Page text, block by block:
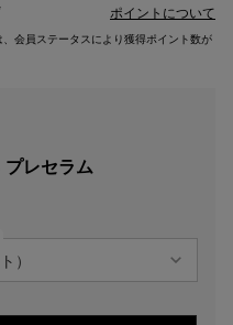
ポイントについて
会員ステータスにより獲得ポイント数が
レセラム